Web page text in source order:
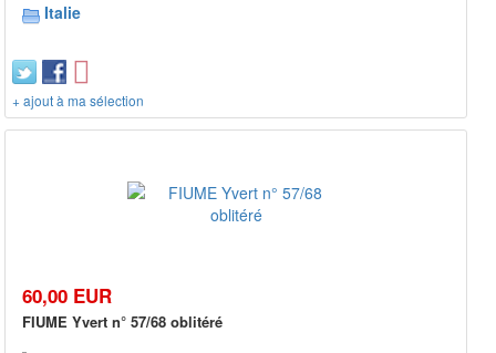
Italie
+ ajout à ma sélection
60,00 EUR
FIUME Yvert n° 57/68 oblitéré